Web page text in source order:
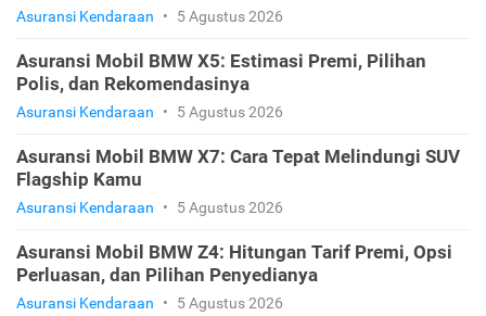
Asuransi Kendaraan • 5 Agustus 2026
Asuransi Mobil BMW X5: Estimasi Premi, Pilihan
Polis, dan Rekomendasinya
Asuransi Kendaraan • 5 Agustus 2026
Asuransi Mobil BMW X7: Cara Tepat Melindungi SUV
Flagship Kamu
Asuransi Kendaraan • 5 Agustus 2026
Asuransi Mobil BMW Z4: Hitungan Tarif Premi, Opsi
Perluasan, dan Pilihan Penyedianya
Asuransi Kendaraan • 5 Agustus 2026